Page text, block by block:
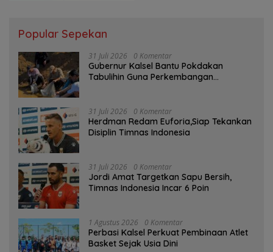
Popular Sepekan
31 Juli 2026 0 Komentar
Gubernur Kalsel Bantu Pokdakan
Tabulihin Guna Perkembangan
31 Juli 2026 0 Komentar
Herdman Redam Euforia,Siap Tekankan
Disiplin Timnas Indonesia
31 Juli 2026 0 Komentar
Jordi Amat Targetkan Sapu Bersih,
Timnas Indonesia Incar 6 Poin
1 Agustus 2026 0 Komentar
Perbasi Kalsel Perkuat Pembinaan Atlet
Basket Sejak Usia Dini